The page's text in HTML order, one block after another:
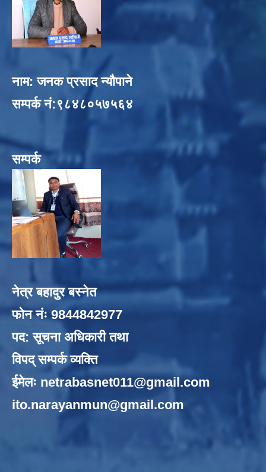
नाम: जनक प्रसाद न्यौपाने
सम्पर्क नं:९८४८०५७५६४
सम्पर्क
नेत्र बहादुर बस्नेत
फोन नंः 9844842977
पद: सूचना अधिकारी तथा
विपद् सम्पर्क व्यक्ति
ईमेलः netrabasnet011@gmail.com
ito.narayanmun@gmail.com